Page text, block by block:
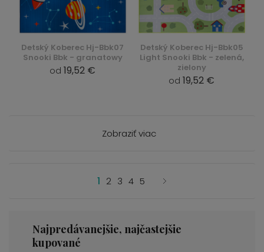
Detský Koberec Hj-Bbk07
Snooki Bbk - granatowy
od 19,52 €
Detský Koberec Hj-Bbk05
Light Snooki Bbk - zelená,
zielony
od 19,52 €
Zobraziť viac
1 2 3 4 5
Najpredávanejšie, najčastejšie
kupované